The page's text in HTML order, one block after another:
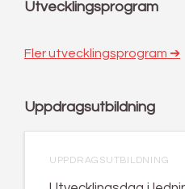
Utvecklingsprogram
Fler utvecklingsprogram ➔
Uppdragsutbildning
UPPDRAGSUTBILDNING